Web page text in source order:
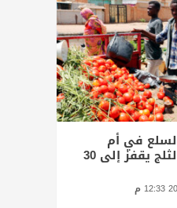
في أم
درمان.. ولوح الثلج يقفز إلى 30